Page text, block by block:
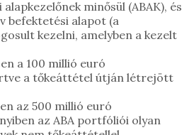
minősül (ABAK), és
befektetési alapot (a
kezelni, amelyben a kezelt
a 100 millió euró
a tőkeáttétel útján létrejött
az 500 millió euró
az ABA portfóliói olyan